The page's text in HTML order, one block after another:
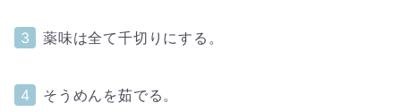
薬味は全て千切りにする。
そうめんを茹でる。